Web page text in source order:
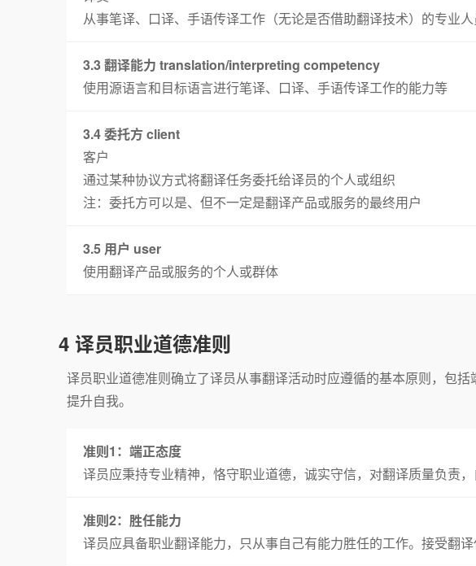
从事笔译、口译、手语传译工作（无论是否借助翻译技术）的专业人
3.3 翻译能力 translation/interpreting competency
使用源语言和目标语言进行笔译、口译、手语传译工作的能力等
3.4 委托方 client
客户
通过某种协议方式将翻译任务委托给译员的个人或组织
注：委托方可以是、但不一定是翻译产品或服务的最终用户
3.5 用户 user
使用翻译产品或服务的个人或群体
4 译员职业道德准则
译员职业道德准则确立了译员从事翻译活动时应遵循的基本原则，包
提升自我。
准则1：端正态度
译员应秉持专业精神，恪守职业道德，诚实守信，对翻译质量负责，
准则2：胜任能力
译员应具备职业翻译能力，只从事自己有能力胜任的工作。接受翻